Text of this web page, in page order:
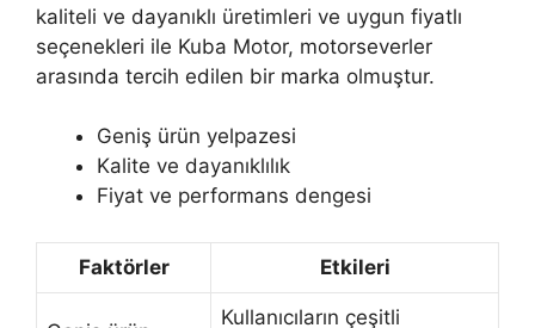
kaliteli ve dayanıklı üretimleri ve uygun fiyatlı
seçenekleri ile Kuba Motor, motorseverler
arasında tercih edilen bir marka olmuştur.
Geniş ürün yelpazesi
Kalite ve dayanıklılık
Fiyat ve performans dengesi
Faktörler Etkileri
Kullanıcıların çeşitli